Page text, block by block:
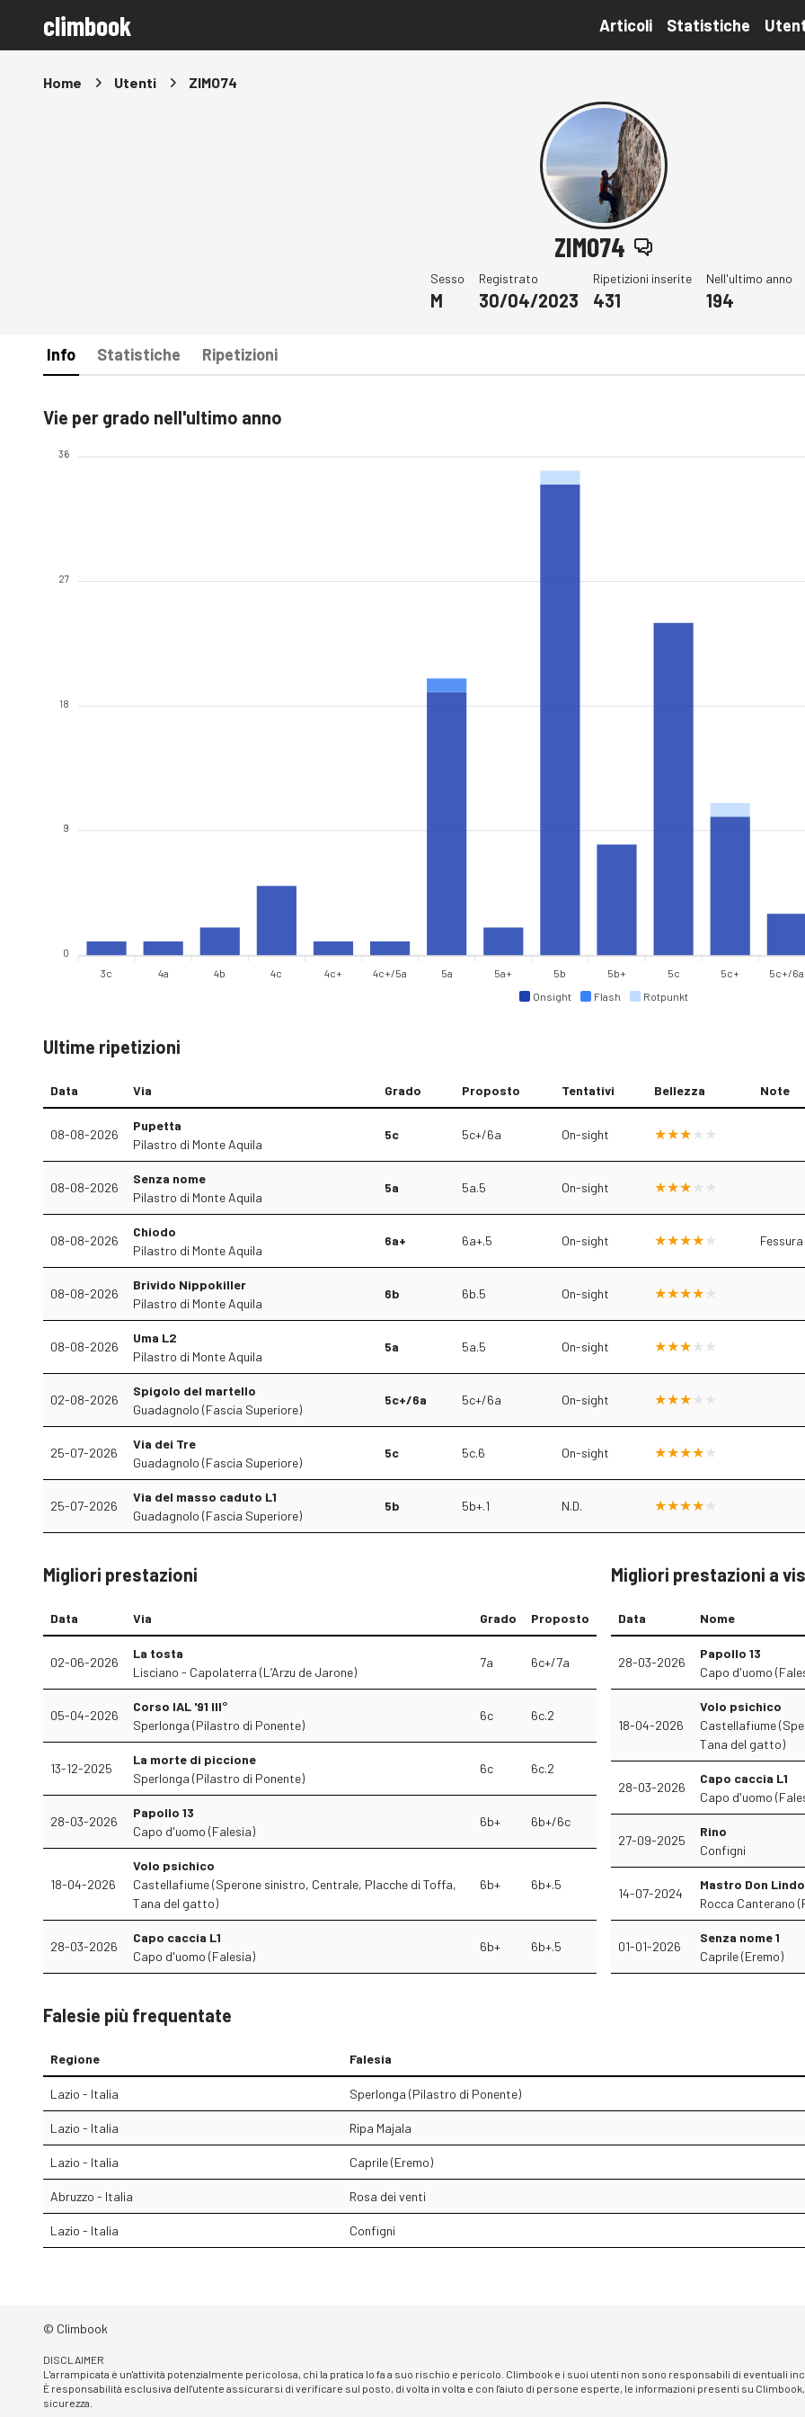
climbook Articoli Statistiche
Home Utenti ZIMO74
ZIMO74
Sesso
M
Registrato
30/04/2023
Ripetizioni inserite
431
Nell'ultimo anno
194
Info Statistiche Ripetizioni
Vie per grado nell'ultimo anno
Onsight Flash Rotpunkt
36
27
18
9
0
3c 4a 4b 4c 4c+ 4c+/5a 5a 5a+ 5b 5b+ 5c 5c+ 5c+/6a
Ultime ripetizioni
Data Via Grado Proposto Tentativi Bellezza Note
08-08-2026
Pupetta
Pilastro di Monte Aquila
5c 5c+/6a On-sight
08-08-2026
Senza nome
Pilastro di Monte Aquila
5a 5a.5 On-sight
08-08-2026
Chiodo
Pilastro di Monte Aquila
6a+ 6a+.5 On-sight
08-08-2026
Brivido Nippokiller
Pilastro di Monte Aquila
6b 6b.5 On-sight
08-08-2026
Uma L2
Pilastro di Monte Aquila
5a 5a.5 On-sight
02-08-2026
Spigolo del martello
Guadagnolo (Fascia Superiore)
5c+/6a 5c+/6a On-sight
25-07-2026
Via dei Tre
Guadagnolo (Fascia Superiore)
5c 5c.6 On-sight
25-07-2026
Via del masso caduto L1
Guadagnolo (Fascia Superiore)
5b 5b+.1 N.D.
Migliori prestazioni
Data Via Grado Proposto
02-06-2026
La tosta
Lisciano - Capolaterra (L’Arzu de Jarone)
7a 6c+/7a
05-04-2026
Corso IAL '91 III°
Sperlonga (Pilastro di Ponente)
6c 6c.2
13-12-2025
La morte di piccione
Sperlonga (Pilastro di Ponente)
6c 6c.2
28-03-2026
Papollo 13
Capo d'uomo (Falesia)
6b+ 6b+/6c
18-04-2026
Volo psichico
Castellafiume (Sperone sinistro, Centrale, Placche di Toffa,
Tana del gatto)
6b+ 6b+.5
28-03-2026
Capo caccia L1
Capo d'uomo (Falesia)
6b+ 6b+.5
Migliori prestazioni a
Data Nome
28-03-2026
Papollo 13
Capo d'uomo
18-04-2026
Volo psichico
Castellafiume
Tana del gatto)
28-03-2026
Capo caccia L1
Capo d'uomo
27-09-2025
Rino
Configni
14-07-2024
Mastro Don Lindo
Rocca Canterano
01-01-2026
Senza nome 1
Caprile (Eremo)
Falesie più frequentate
Regione Falesia
Lazio - Italia Sperlonga (Pilastro di Ponente)
Lazio - Italia Ripa Majala
Lazio - Italia Caprile (Eremo)
Abruzzo - Italia Rosa dei venti
Lazio - Italia Configni
© Climbook
DISCLAIMER
L'arrampicata è un'attività potenzialmente pericolosa, chi la pratica lo fa a suo rischio e pericolo. Climbook e i suoi utenti non sono responsabili di eventuali
È responsabilità esclusiva dell'utente assicurarsi di verificare sul posto, di volta in volta e con l'aiuto di persone esperte, le informazioni presenti su
sicurezza.